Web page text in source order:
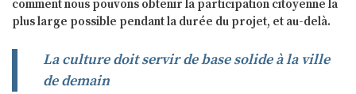
comment nous pouvons obtenir la participation citoyenne la
plus large possible pendant la durée du projet, et au-delà.
La culture doit servir de base solide à la ville
de demain